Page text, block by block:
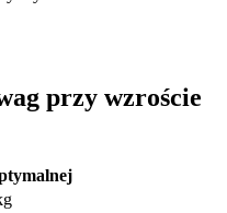
przy wzroście